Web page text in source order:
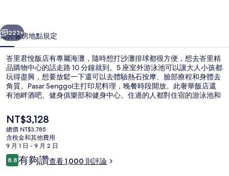
相
片
集
個 下一個
223+
簡介客房地點規定
峇里君悅飯店有專屬海灘，隨時想打沙灘排球都很方便，想去峇里精
品購物中心的話走路 10 分鐘就到。5 座室外游泳池可以讓大人小孩都
玩得盡興，想要放鬆一下還可以去體驗熱石按摩、臉部療程和身體去
角質。Pasar Senggol主打印尼料理，晚餐時段開放。此奢華飯店還
有池畔酒吧、健身俱樂部和健身中心。住過的人都對住宿的游泳池和
目
前
的
價
格
是
NT$3,128
總價 NT$3,785
含稅金和其他費用
9 月 1 日 - 9 月 2 日
評
論
8.88.8 分，滿分 10 分，
有夠讚查看 1,000 則評論